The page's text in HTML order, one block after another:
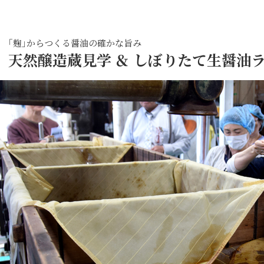
｢麹｣からつくる醤油の確かな旨み
天然醸造蔵見学 ＆ しぼりたて生醤油